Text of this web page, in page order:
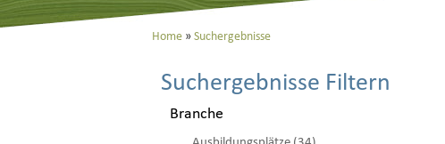
Home Suchergebnisse
Suchergebnisse Filtern
Branche